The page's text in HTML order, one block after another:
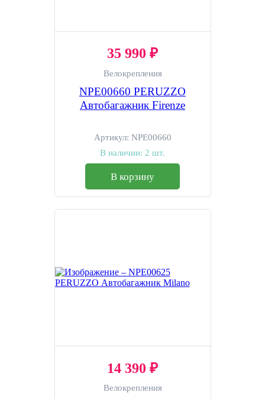
35 990 ₽
Велокрепления
NPE00660 PERUZZO
Автобагажник Firenze
Артикул: NPE00660
В наличии: 2 шт.
В корзину
14 390 ₽
Велокрепления